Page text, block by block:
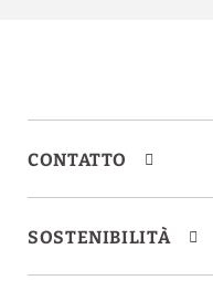
Servizio per banchetti e
CONTATTO
SOSTENIBILITÀ